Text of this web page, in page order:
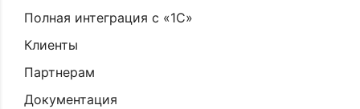
Полная интеграция с «1С»
Клиенты
Партнерам
Документация